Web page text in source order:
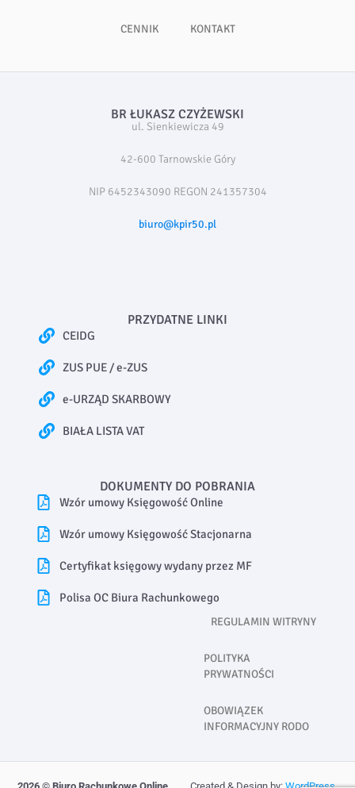
CENNIK KONTAKT
BR ŁUKASZ CZYŻEWSKI
ul. Sienkiewicza 49
42-600 Tarnowskie Góry
NIP 6452343090 REGON 241357304
biuro@kpir50.pl
PRZYDATNE LINKI
CEIDG
ZUS PUE / e-ZUS
e-URZĄD SKARBOWY
BIAŁA LISTA VAT
DOKUMENTY DO POBRANIA
Wzór umowy Księgowość Online
Wzór umowy Księgowość Stacjonarna
Certyfikat księgowy wydany przez MF
Polisa OC Biura Rachunkowego
REGULAMIN WITRYNY
POLITYKA
PRYWATNOŚCI
OBOWIĄZEK
INFORMACYJNY RODO